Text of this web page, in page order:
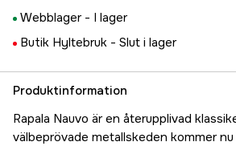
199 kr
Live Herring
199 kr
107 kr
199 kr
Live Roach
Webblager - I lager
Butik Hyltebruk - Slut i lager
Produktinformation
Rapala Nauvo är en återupplivad
välbeprövade metallskeden kommer